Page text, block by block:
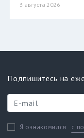
3 августа 2026
Подпишитесь на
Я ознакомился с